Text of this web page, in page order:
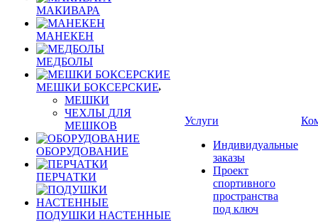
МАКИВАРА
МАНЕКЕН
МЕДБОЛЫ
МЕШКИ БОКСЕРСКИЕ
МЕШКИ
ЧЕХЛЫ ДЛЯ
МЕШКОВ
ОБОРУДОВАНИЕ
ПЕРЧАТКИ
ПОДУШКИ НАСТЕННЫЕ
Услуги
Индивидуальные
заказы
Проект
спортивного
пространства
под ключ